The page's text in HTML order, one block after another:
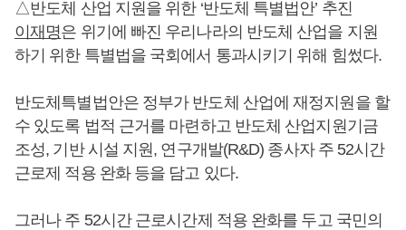
△반도체 산업 지원을 위한 ‘반도체 특별법안’ 추진
이재명은 위기에 빠진 우리나라의 반도체 산업을 지원
하기 위한 특별법을 국회에서 통과시키기 위해 힘썼다.
반도체특별법안은 정부가 반도체 산업에 재정지원을 할
수 있도록 법적 근거를 마련하고 반도체 산업지원기금
조성, 기반 시설 지원, 연구개발(R&D) 종사자 주 52시간
근로제 적용 완화 등을 담고 있다.
그러나 주 52시간 근로시간제 적용 완화를 두고 국민의